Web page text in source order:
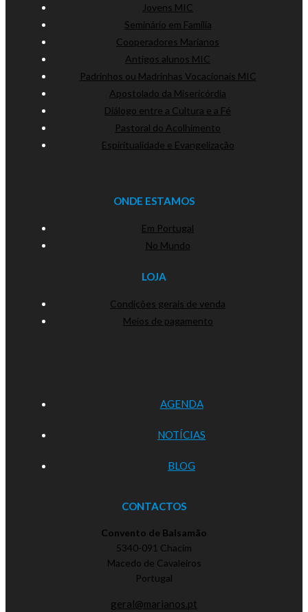
Jovens MIC
Seminário em Família
Cooperadores Marianos
Antigos alunos MIC
Padrinhos ou Madrinhas Vocacionais MIC
Apostolado da Misericórdia
Diálogo entre a Cultura e a Fé
Pastoral do Acolhimento
Espiritualidade e Evangelização
ONDE ESTAMOS
Em Portugal
No Mundo
LOJA
Condições gerais de venda
Meios de pagamento
AGENDA
NOTÍCIAS
BLOG
CONTACTOS
Convento de Balsamão
5340-091 Chacim
Macedo de Cavaleiros
Portugal
geral@marianos.pt